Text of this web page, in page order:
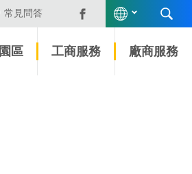
常見問答
區 工商服務 廠商服務